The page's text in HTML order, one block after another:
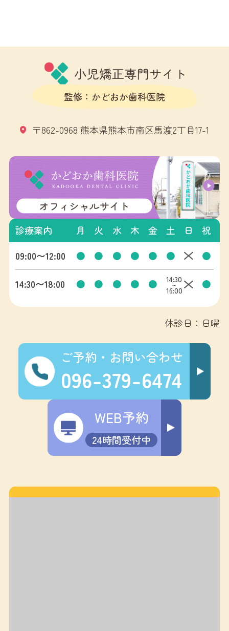
監修：かどおか歯科医院
〒862-0968 熊本県熊本市南区馬渡2丁目17-1
診療案内 月 火 水 木 金 土 日
祝
09:00〜12:00
● ● ● ● ● ● ●
14:30〜18:00 ● ● ● ● ● 14:30
~
16:00 ●
休診日：日曜
ご予約・お問い合わせ
096-379-6474
WEB予約
24時間受付中